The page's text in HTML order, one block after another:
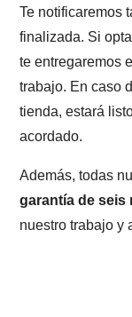
Te notificaremos
finalizada. Si
te entregaremos
trabajo. En caso
tienda, estará
acordado.
Además, todas
garantía de seis
nuestro trabajo y